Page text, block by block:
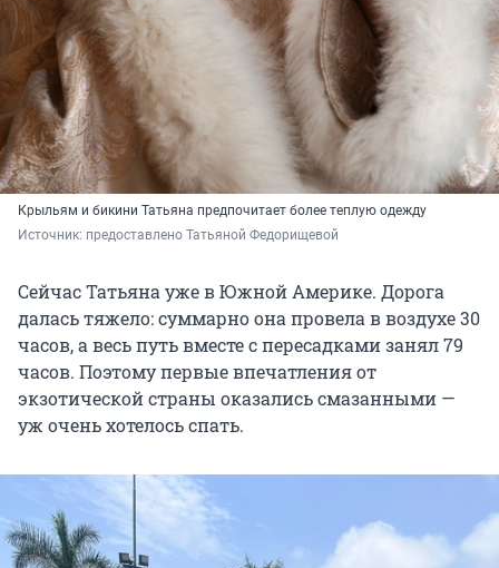
Крыльям и бикини Татьяна предпочитает более теплую одежду
Источник: предоставлено Татьяной Федорищевой
Сейчас Татьяна уже в Южной Америке. Дорога
далась тяжело: суммарно она провела в воздухе 30
часов, а весь путь вместе с пересадками занял 79
часов. Поэтому первые впечатления от
экзотической страны оказались смазанными —
уж очень хотелось спать.